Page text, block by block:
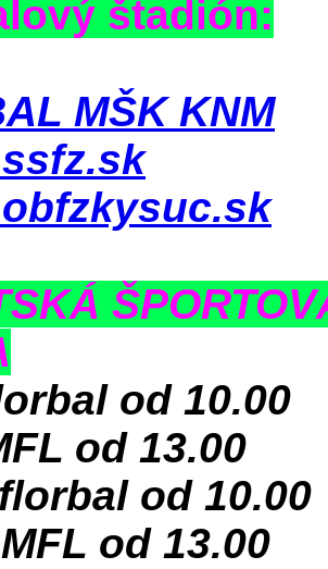
štadión:
MŠK KNM
od 10.00
od 13.00
od 10.00
od 13.00